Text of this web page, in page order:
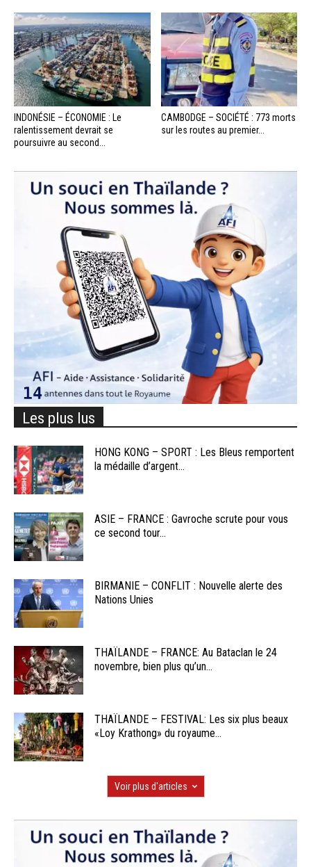
INDONÉSIE – ÉCONOMIE : Le
ralentissement devrait se
poursuivre au second...
CAMBODGE – SOCIÉTÉ : 773 morts
sur les routes au premier...
Les plus lus
HONG KONG – SPORT : Les Bleus remportent
la médaille d’argent...
ASIE – FRANCE : Gavroche scrute pour vous
ce second tour...
BIRMANIE – CONFLIT : Nouvelle alerte des
Nations Unies
THAÏLANDE – FRANCE: Au Bataclan le 24
novembre, bien plus qu’un...
THAÏLANDE – FESTIVAL: Les six plus beaux
«Loy Krathong» du royaume...
Voir plus d'articles